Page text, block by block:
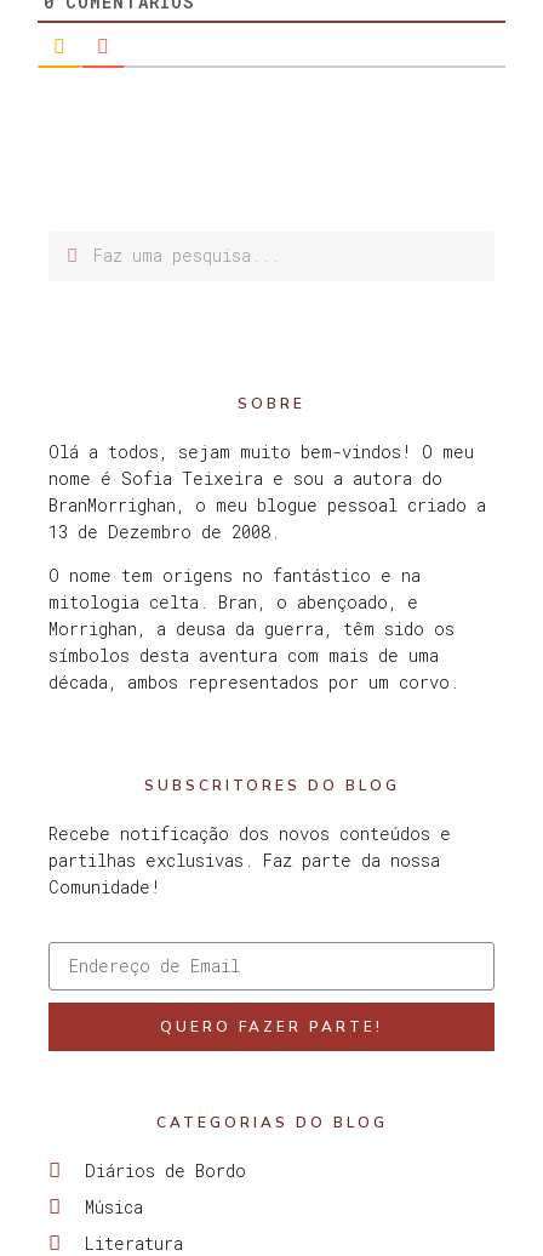
SOBRE
Olá a todos, sejam muito bem-vindos! O meu
nome é Sofia Teixeira e sou a autora do
BranMorrighan, o meu blogue pessoal criado a
13 de Dezembro de 2008.
O nome tem origens no fantástico e na
mitologia celta. Bran, o abençoado, e
Morrighan, a deusa da guerra, têm sido os
símbolos desta aventura com mais de uma
década, ambos representados por um corvo.
SUBSCRITORES DO BLOG
Recebe notificação dos novos conteúdos e
partilhas exclusivas. Faz parte da nossa
Comunidade!
QUERO FAZER PARTE!
CATEGORIAS DO BLOG
Diários de Bordo
Música
Literatura